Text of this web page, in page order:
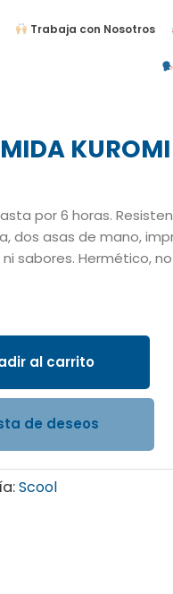
Trabaja con Nosotros
KUROMI
por 6 horas.
dos asas de mano,
sabores. Hermético,
al carrito
de deseos
Scool